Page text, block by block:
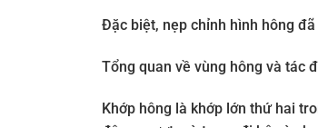
Đặc biệt, nẹp chỉnh hình hông
Tổng quan về vùng hông và tác
Khớp hông là khớp lớn thứ hai